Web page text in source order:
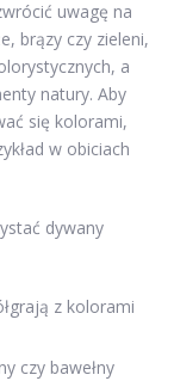
uwagę na
brązy czy zieleni,
a
natury. Aby
się kolorami,
w obiciach
dywany
z kolorami
czy bawełny